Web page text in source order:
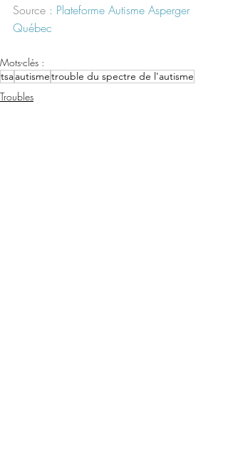
Source : Plateforme Autisme Asperger
Québec
Mots-clés :
tsaautismetrouble du spectre de l'autisme
Troubles